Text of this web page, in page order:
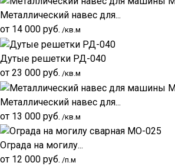
Металлический навес для...
от 14 000 руб. /кв.м
Дутые решетки РД-040
от 23 000 руб. /кв.м
Металлический навес для...
от 13 000 руб. /кв.м
Ограда на могилу...
от 12 000 руб. /п.м